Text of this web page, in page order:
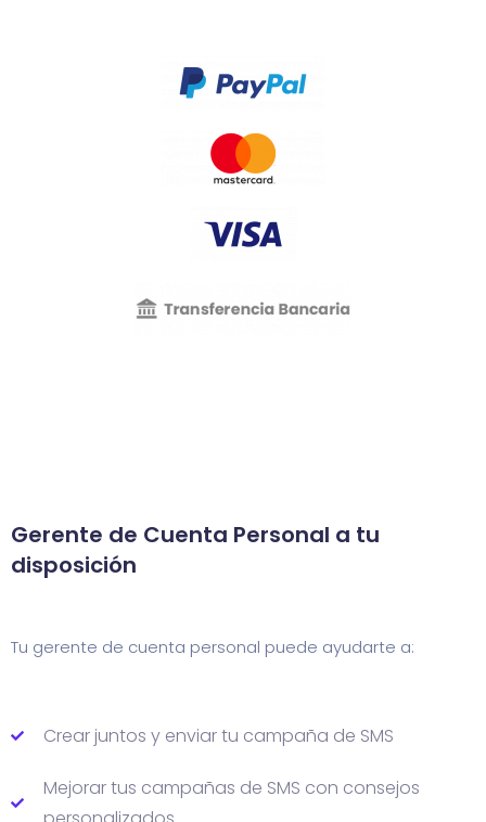
Gerente de Cuenta Personal a tu
disposición
Tu gerente de cuenta personal puede ayudarte a:
Crear juntos y enviar tu campaña de SMS
Mejorar tus campañas de SMS con consejos